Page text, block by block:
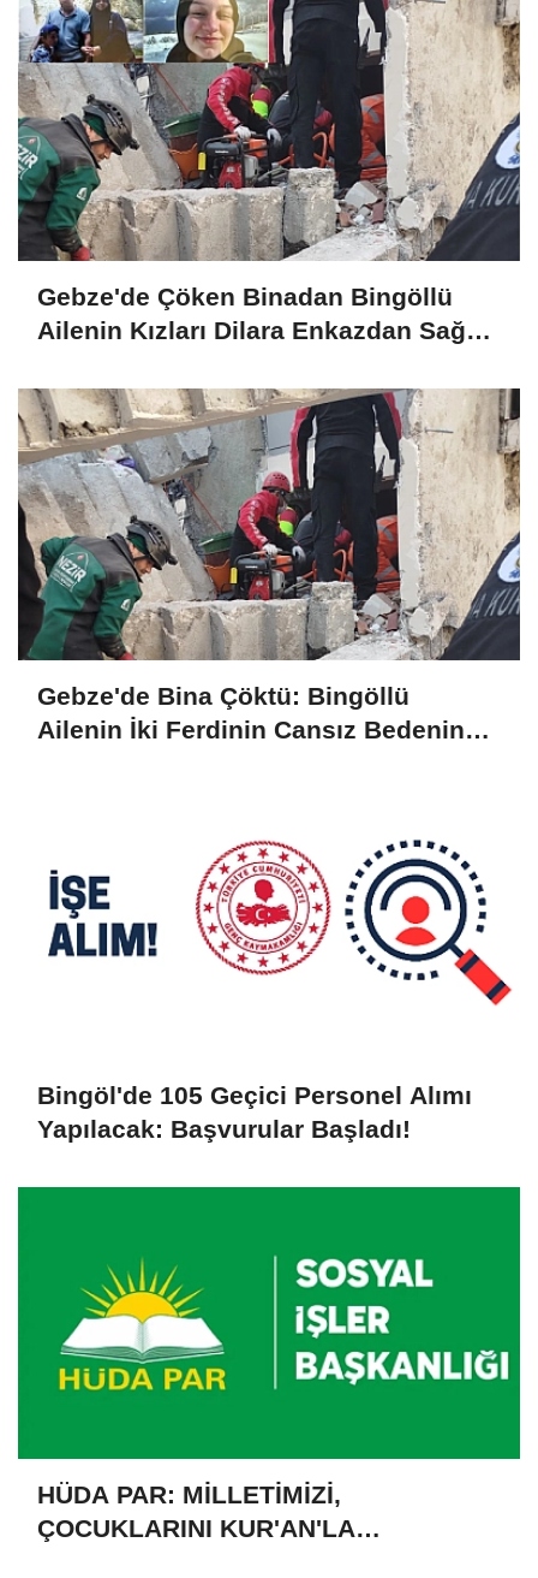
Gebze'de Çöken Binadan Bingöllü
Ailenin Kızları Dilara Enkazdan Sağ
Gebze'de Bina Çöktü: Bingöllü
Ailenin İki Ferdinin Cansız Bedenine
Bingöl'de 105 Geçici Personel Alımı
Yapılacak: Başvurular Başladı!
HÜDA PAR: MİLLETİMİZİ,
ÇOCUKLARINI KUR'AN'LA